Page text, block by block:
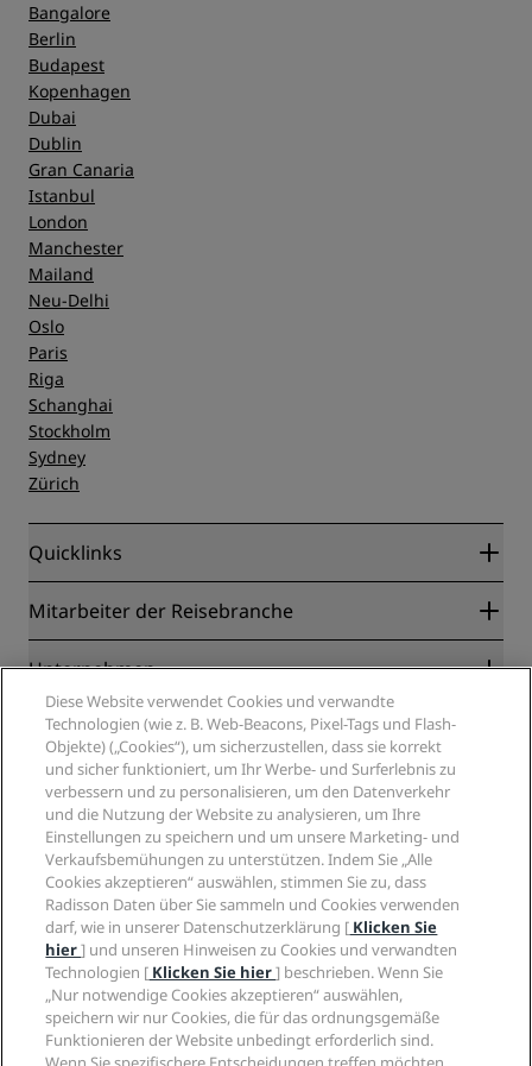
Bangalore
Berlin
Budapest
Kopenhagen
Dubai
Dublin
Gran Canaria
Istanbul
London
Manchester
Mailand
Neu-Delhi
Oslo
Paris
Riga
Schanghai
Stockholm
Sydney
Zürich
Quicklinks
Radisson Rewards
Blog
Neue und aufstrebende Hotels
Radisson Hotels APP
„Sports Approved“-Hotels
Familienfreundliche Hotels
Gesundheit & Sicherheit
Mitarbeiter der Reisebranche
Partner
Reisebüros
Unternehmen
Radisson Hotel Group
Medien
Karriere RHG
Karriere PPHE
Karrieren EHL
The Club by RHG
Entwicklungsmöglichkeiten
Responsible Business – Unser Engagement
Einkauf
Rechtliches
Privacy Centre
Rechtliche Hinweise
Radisson Rewards Geschäftsbedingungen
Website-Nutzungsvereinbarung
Digitale Barrierefreiheit
Moderne Sklaverei – Erklärung
Hilfe
Verbrauchermeldungen
Kontakt
FAQ
Inhaltsübersicht
Soziale Medien
Marken von Radisson Hotels
Diese Website verwendet Cookies und verwandte
Technologien (wie z. B. Web-Beacons, Pixel-Tags und Flash-
Objekte) („Cookies“), um sicherzustellen, dass sie korrekt
und sicher funktioniert, um Ihr Werbe- und Surferlebnis zu
verbessern und zu personalisieren, um den Datenverkehr
und die Nutzung der Website zu analysieren, um Ihre
Einstellungen zu speichern und um unsere Marketing- und
Verkaufsbemühungen zu unterstützen. Indem Sie „Alle
Cookies akzeptieren“ auswählen, stimmen Sie zu, dass
Radisson Daten über Sie sammeln und Cookies verwenden
darf, wie in unserer Datenschutzerklärung [ Klicken Sie
hier] und unseren Hinweisen zu Cookies und verwandten
Technologien [ Klicken Sie hier] beschrieben. Wenn Sie
„Nur notwendige Cookies akzeptieren“ auswählen,
speichern wir nur Cookies, die für das ordnungsgemäße
Funktionieren der Website unbedingt erforderlich sind.